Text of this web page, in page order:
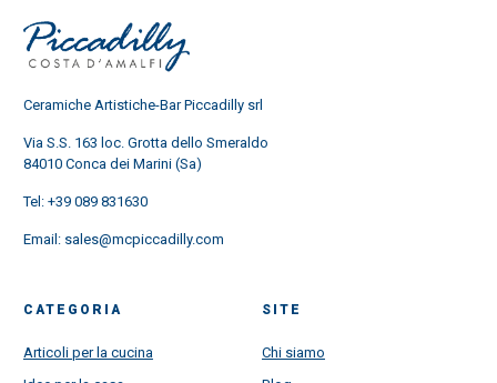
Ceramiche Artistiche-Bar Piccadilly srl
Via S.S. 163 loc. Grotta dello Smeraldo
84010 Conca dei Marini (Sa)
Tel: +39 089 831630
Email: sales@mcpiccadilly.com
CATEGORIA
Articoli per la cucina
SITE
Chi siamo